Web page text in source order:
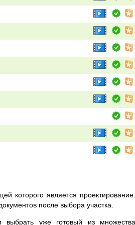
которого является проектирование.
после выбора участка.
уже готовый из множества